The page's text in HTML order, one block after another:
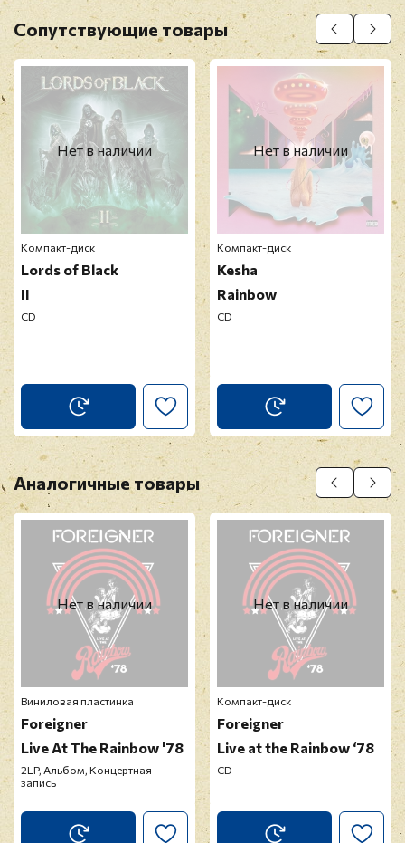
Оставить отзыв
Перед публикацией отзывы проходят
модерацию
Сопутствующие товары
Нет в наличии
Компакт-диск
Lords of Black
II
CD
Нет в наличии
Компакт-диск
Kesha
Rainbow
CD
Аналогичные товары
Нет в наличии
Виниловая пластинка
Foreigner
Live At The Rainbow '78
2LP, Альбом, Концертная
запись
Нет в наличии
Компакт-диск
Foreigner
Live at the Rainbow ‘78
CD